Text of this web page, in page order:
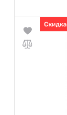
Гарантия:24